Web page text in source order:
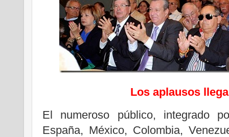
Los aplausos
El numeroso público, integrado
España, México, Colombia,